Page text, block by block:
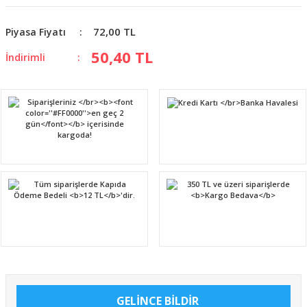
Piyasa Fiyatı 72,00 TL
İndirimli 50,40 TL
GELİNCE BİLDİR